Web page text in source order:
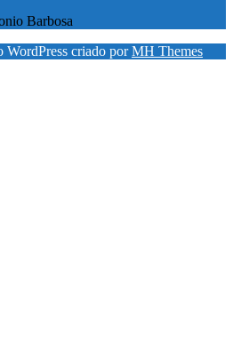
Barbosa
criado porMH Themes